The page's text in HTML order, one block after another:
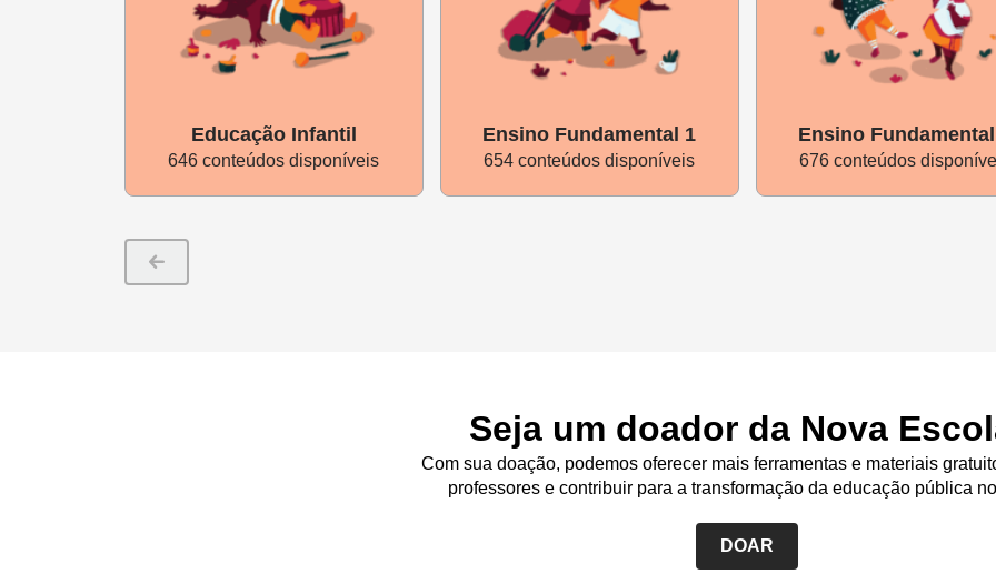
complementar o álbum, proponha que as crianças escrevam legendas para cada desenho.
PONTO DE ATENÇÃO:
Por estarem no começo do ciclo de alfabetização, os pais ou
orientações à família.
Educação Infantil
646 conteúdos disponíveis
Ensino Fundamental 1
654 conteúdos disponíveis
Ensino
676 conteúdos
Seja um doador da Nova
Com sua doação, podemos oferecer mais ferramentas e materiais
professores e contribuir para a transformação da educação pública
DOAR